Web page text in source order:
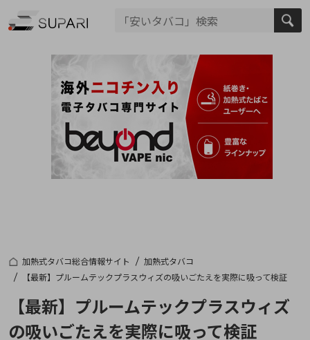
加熱式タバコ総合情報サイト
加熱式タバコ
【最新】プルームテックプラスウィズの吸いごたえを実際に吸って検証
【最新】プルームテックプラスウィズ
の吸いごたえを実際に吸って検証